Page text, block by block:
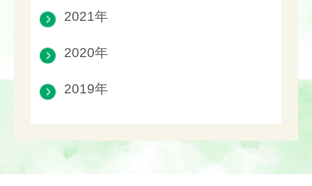
2021年
2020年
2019年